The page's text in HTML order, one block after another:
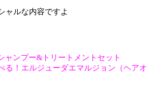
ャルな内容ですよ
ャンプー&トリートメントセット
る！エルジューダエマルジョン（ヘアオ